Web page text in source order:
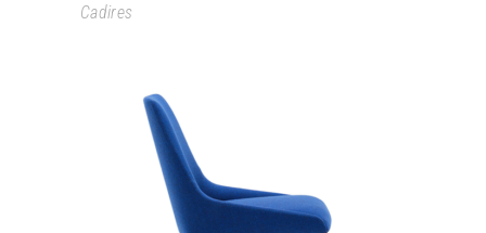
Cadires
ALYA